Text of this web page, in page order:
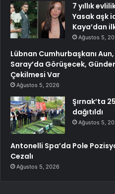
7 yıllık
Yasak aşk
Kaya’dan
Ağustos 5,
Lübnan Cumhurbaşkanı
Saray’da Görüşecek,
Çekilmesi Var
Ağustos 5, 2026
Şırnak’ta
dağıtıldı
Ağustos 5,
Antonelli Spa’da Pole
Cezalı
Ağustos 5, 2026